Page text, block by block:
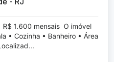
1.600 mensais O imóvel
• Cozinha • Banheiro • Área